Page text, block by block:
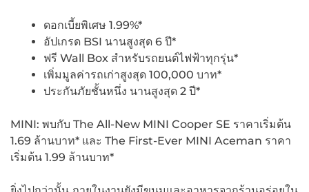
ดอกเบี้ยพิเศษ 1.99%*
อัปเกรด BSI นานสูงสุด 6 ปี*
ฟรี Wall Box สำหรับรถยนต์ไฟฟ้าทุกรุ่น*
เพิ่มมูลค่ารถเก่าสูงสุด 100,000 บาท*
ประกันภัยชั้นหนึ่ง นานสูงสุด 2 ปี*
MINI: พบกับ The All-New MINI Cooper SE ราคาเริ่มต้น
1.69 ล้านบาท* และ The First-Ever MINI Aceman ราคา
เริ่มต้น 1.99 ล้านบาท*